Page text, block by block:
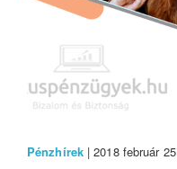
Pénzhírek| 2018 február 25